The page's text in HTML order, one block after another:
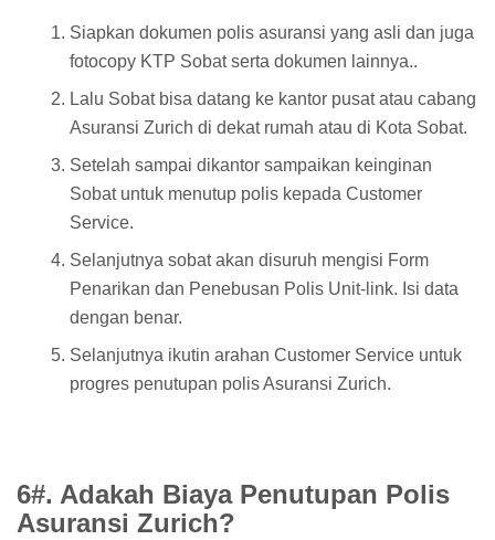
Siapkan dokumen polis asuransi yang asli dan juga
fotocopy KTP Sobat serta dokumen lainnya..
Lalu Sobat bisa datang ke kantor pusat atau cabang
Asuransi Zurich di dekat rumah atau di Kota Sobat.
Setelah sampai dikantor sampaikan keinginan
Sobat untuk menutup polis kepada Customer
Service.
Selanjutnya sobat akan disuruh mengisi Form
Penarikan dan Penebusan Polis Unit-link. Isi data
dengan benar.
Selanjutnya ikutin arahan Customer Service untuk
progres penutupan polis Asuransi Zurich.
6#. Adakah Biaya Penutupan Polis
Asuransi Zurich?